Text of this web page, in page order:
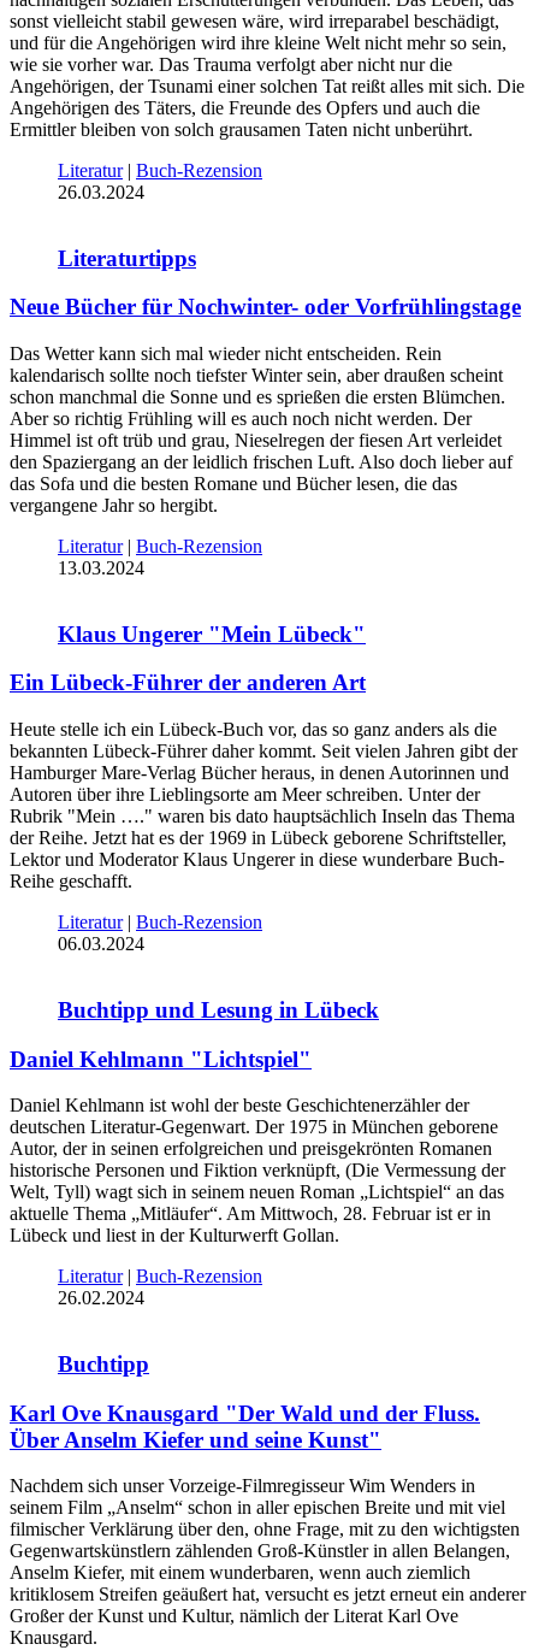
sonst vielleicht stabil gewesen wäre, wird irreparabel beschädigt,
und für die Angehörigen wird ihre kleine Welt nicht mehr so sein,
wie sie vorher war. Das Trauma verfolgt aber nicht nur die
Angehörigen, der Tsunami einer solchen Tat reißt alles mit sich. Die
Angehörigen des Täters, die Freunde des Opfers und auch die
Ermittler bleiben von solch grausamen Taten nicht unberührt.
Literatur| Buch-Rezension
26.03.2024
Literaturtipps
Neue Bücher für Nochwinter- oder Vorfrühlingstage
Das Wetter kann sich mal wieder nicht entscheiden. Rein
kalendarisch sollte noch tiefster Winter sein, aber draußen scheint
schon manchmal die Sonne und es sprießen die ersten Blümchen.
Aber so richtig Frühling will es auch noch nicht werden. Der
Himmel ist oft trüb und grau, Nieselregen der fiesen Art verleidet
den Spaziergang an der leidlich frischen Luft. Also doch lieber auf
das Sofa und die besten Romane und Bücher lesen, die das
vergangene Jahr so hergibt.
Literatur| Buch-Rezension
13.03.2024
Klaus Ungerer "Mein Lübeck"
Ein Lübeck-Führer der anderen Art
Heute stelle ich ein Lübeck-Buch vor, das so ganz anders als die
bekannten Lübeck-Führer daher kommt. Seit vielen Jahren gibt der
Hamburger Mare-Verlag Bücher heraus, in denen Autorinnen und
Autoren über ihre Lieblingsorte am Meer schreiben. Unter der
Rubrik "Mein …." waren bis dato hauptsächlich Inseln das Thema
der Reihe. Jetzt hat es der 1969 in Lübeck geborene Schriftsteller,
Lektor und Moderator Klaus Ungerer in diese wunderbare Buch-
Reihe geschafft.
Literatur| Buch-Rezension
06.03.2024
Buchtipp und Lesung in Lübeck
Daniel Kehlmann "Lichtspiel"
Daniel Kehlmann ist wohl der beste Geschichtenerzähler der
deutschen Literatur-Gegenwart. Der 1975 in München geborene
Autor, der in seinen erfolgreichen und preisgekrönten Romanen
historische Personen und Fiktion verknüpft, (Die Vermessung der
Welt, Tyll) wagt sich in seinem neuen Roman „Lichtspiel“ an das
aktuelle Thema „Mitläufer“. Am Mittwoch, 28. Februar ist er in
Lübeck und liest in der Kulturwerft Gollan.
Literatur| Buch-Rezension
26.02.2024
Buchtipp
Karl Ove Knausgard "Der Wald und der Fluss.
Über Anselm Kiefer und seine Kunst"
Nachdem sich unser Vorzeige-Filmregisseur Wim Wenders in
seinem Film „Anselm“ schon in aller epischen Breite und mit viel
filmischer Verklärung über den, ohne Frage, mit zu den wichtigsten
Gegenwartskünstlern zählenden Groß-Künstler in allen Belangen,
Anselm Kiefer, mit einem wunderbaren, wenn auch ziemlich
kritiklosem Streifen geäußert hat, versucht es jetzt erneut ein anderer
Großer der Kunst und Kultur, nämlich der Literat Karl Ove
Knausgard.